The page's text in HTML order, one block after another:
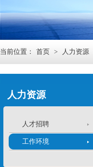
当前位置： 首页 > 人力资源
人力资源
人才招聘
工作环境